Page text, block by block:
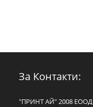
За Контакти:
"ПРИНТ АЙ" 2008 ЕООД